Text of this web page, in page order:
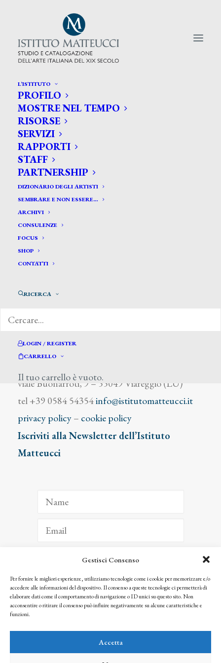
Gestisci Consenso
Per fornire le migliori esperienze, utilizziamo tecnologie come i cookie per memorizzare e/o
accedere alle informazioni del dispositivo. Il consenso a queste tecnologie ci permetterà di
elaborare dati come il comportamento di navigazione o ID unici su questo sito. Non
acconsentire o ritirare il consenso può influire negativamente su alcune caratteristiche e
funzioni.
Accetta
L’ISTITUTO
PROFILO
MOSTRE NEL TEMPO
RISORSE
SERVIZI
RAPPORTI
STAFF
PARTNERSHIP
DIZIONARIO DEGLI ARTISTI
SEMBRARE E NON ESSERE…
ARCHIVI
CONSULENZE
FOCUS
SHOP
CONTATTI
RICERCA
LOGIN / REGISTER
CARRELLO
Il tuo carrello è vuoto.
CERCA TRA GLI ARTISTI:
Search
for:
Crali Tullio
viale Buonarroti, 9 – 55049 Viareggio (LU)
tel +39 0584 54354info@istitutomatteucci.it
privacy policy– cookie policy
Iscriviti alla Newsletter dell’Istituto
Matteucci
ISCRIVITI
Facendo clic per iscriverti, riconosci che le tue informazioni saranno trattate
seguendo la nostra Privacy Policy
© 2025 Istituto Matteucci. All right reserved
l’autorizzazione scritta dei proprietari dei diritti e dell’Istituto Matteucci